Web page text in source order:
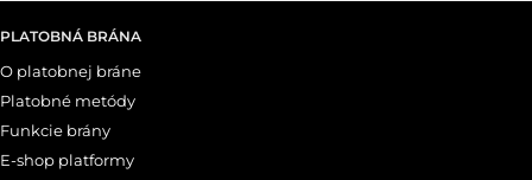
PLATOBNÁ BRÁNA
O platobnej bráne
Platobné metódy
Funkcie brány
E-shop platformy